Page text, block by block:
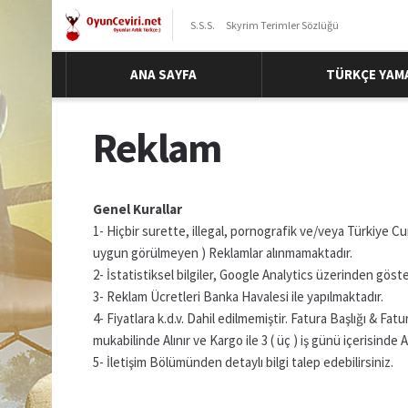
S.S.S. Skyrim Terimler Sözlüğü
ANA SAYFA TÜRKÇE
Reklam
Genel Kurallar
1- Hiçbir surette, illegal, pornografik ve/veya Türkiye
uygun görülmeyen ) Reklamlar alınmamaktadır.
2- İstatistiksel bilgiler, Google Analytics üzerinden
3- Reklam Ücretleri Banka Havalesi ile yapılmaktadır.
4- Fiyatlara k.d.v. Dahil edilmemiştir. Fatura Başlığı &
mukabilinde Alınır ve Kargo ile 3 ( üç ) iş günü içerisinde
5- İletişim Bölümünden detaylı bilgi talep edebilirsiniz.